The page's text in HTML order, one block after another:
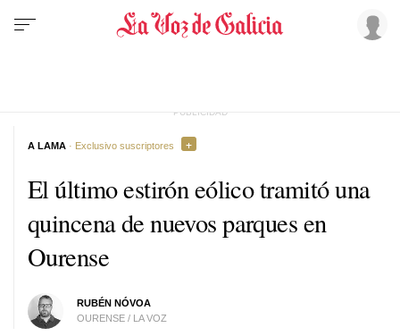
El último estirón eólico tramitó una
quincena de nuevos parques en
Ourense
RUBÉN NÓVOA
OURENSE / LA VOZ
A LAMA · Exclusivo suscriptores